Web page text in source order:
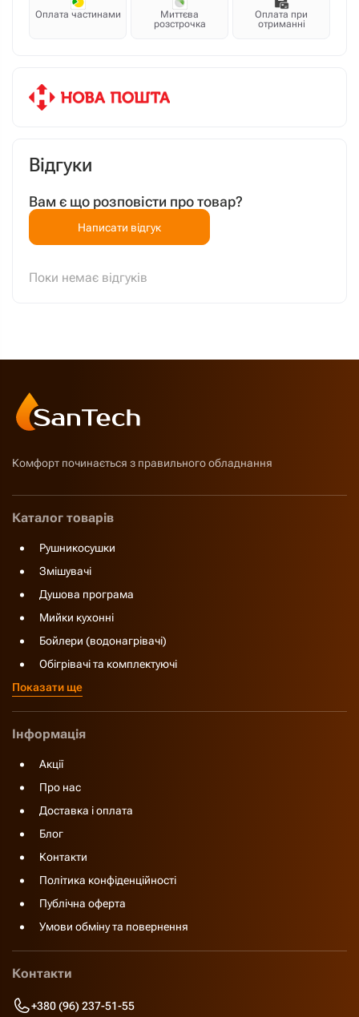
Оплата частинами
Миттєва
розстрочка
Оплата при
отриманні
Відгуки
Вам є що розповісти про товар?
Написати відгук
Поки немає відгуків
Комфорт починається з правильного обладнання
Каталог товарів
Рушникосушки
Змішувачі
Душова програма
Мийки кухонні
Бойлери (водонагрівачі)
Обігрівачі та комплектуючі
Показати ще
Інформація
Акції
Про нас
Доставка і оплата
Блог
Контакти
Політика конфіденційності
Публічна оферта
Умови обміну та повернення
Контакти
+380 (96) 237-51-55